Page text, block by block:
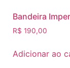
Bandeira
R$ 190,00
Adicionar ao